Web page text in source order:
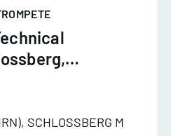
SCHLOSSBERG M